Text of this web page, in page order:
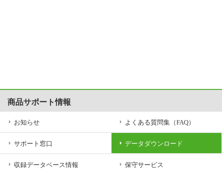
商品サポート情報
お知らせ よくある質問集（FAQ）
サポート窓口 データダウンロード
収録データベース情報 保守サービス